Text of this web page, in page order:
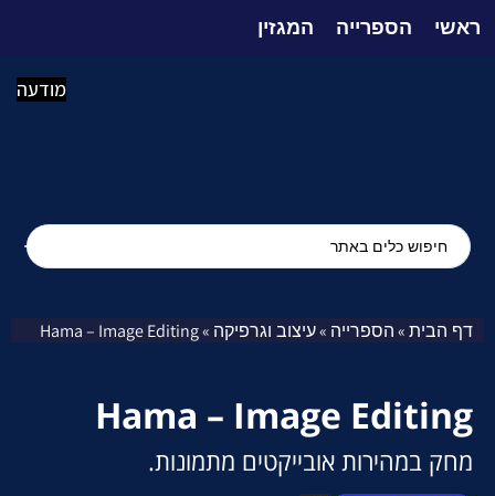
ראשי הספרייה המגזין
מודעה
דף הבית»הספרייה »עיצוב וגרפיקה »
Hama – Image Editing
Hama – Image Editing
מחק במהירות אובייקטים מתמונות.